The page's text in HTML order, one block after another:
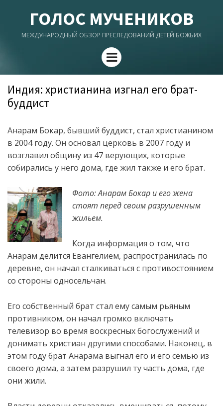
ГОЛОС МУЧЕНИКОВ
МЕЖДУНАРОДНЫЙ ОБЗОР ПРЕСЛЕДОВАНИЙ ДЕТЕЙ БОЖЬИХ
Menu
Индия: христианина изгнал его брат-
буддист
Анарам Бокар, бывший буддист, стал христианином
в 2004 году. Он основал церковь в 2007 году и
возглавил общину из 47 верующих, которые
собирались у него дома, где жил также и его брат.
Фото: Анарам Бокар и его жена
стоят перед своим разрушенным
жильем.
Когда информация о том, что
Анарам делится Евангелием, распространилась по
деревне, он начал сталкиваться с противостоянием
со стороны односельчан.
Его собственный брат стал ему самым рьяным
противником, он начал громко включать
телевизор во время воскресных богослужений и
донимать христиан другими способами. Наконец, в
этом году брат Анарама выгнал его и его семью из
своего дома, а затем разрушил ту часть дома, где
они жили.